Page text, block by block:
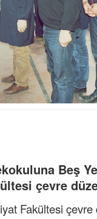
Beş
çevre
Fakültesi